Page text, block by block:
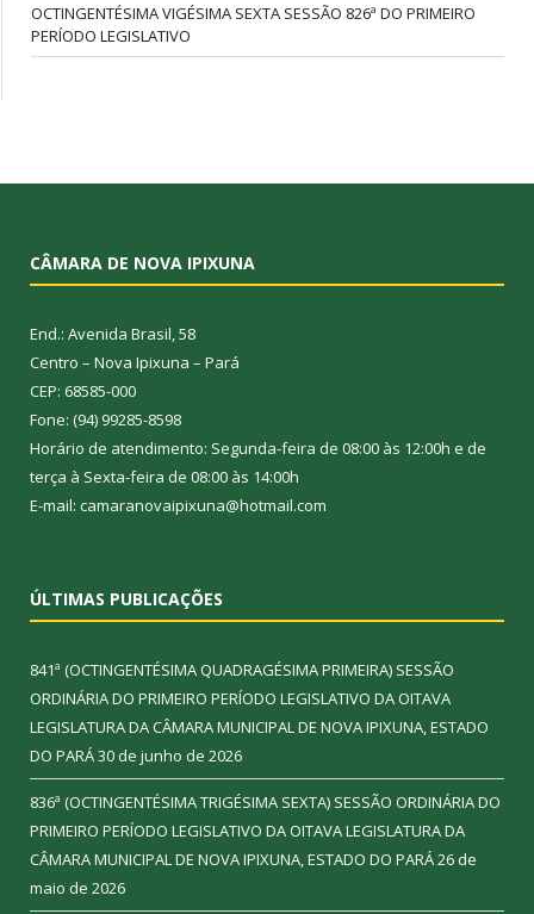
OCTINGENTÉSIMA VIGÉSIMA SEXTA SESSÃO 826ª DO PRIMEIRO
PERÍODO LEGISLATIVO
CÂMARA DE NOVA IPIXUNA
End.: Avenida Brasil, 58
Centro – Nova Ipixuna – Pará
CEP: 68585-000
Fone: (94) 99285-8598
Horário de atendimento: Segunda-feira de 08:00 às 12:00h e de
terça à Sexta-feira de 08:00 às 14:00h
E-mail: camaranovaipixuna@hotmail.com
ÚLTIMAS PUBLICAÇÕES
841ª (OCTINGENTÉSIMA QUADRAGÉSIMA PRIMEIRA) SESSÃO
ORDINÁRIA DO PRIMEIRO PERÍODO LEGISLATIVO DA OITAVA
LEGISLATURA DA CÂMARA MUNICIPAL DE NOVA IPIXUNA, ESTADO
DO PARÁ30 de junho de 2026
836ª (OCTINGENTÉSIMA TRIGÉSIMA SEXTA) SESSÃO ORDINÁRIA DO
PRIMEIRO PERÍODO LEGISLATIVO DA OITAVA LEGISLATURA DA
CÂMARA MUNICIPAL DE NOVA IPIXUNA, ESTADO DO PARÁ26 de
maio de 2026